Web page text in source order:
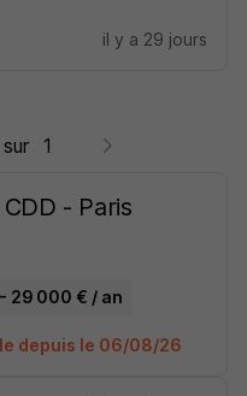
il y a 29 jours
sur 1
- Paris
29 000 € / an
depuis le 06/08/26